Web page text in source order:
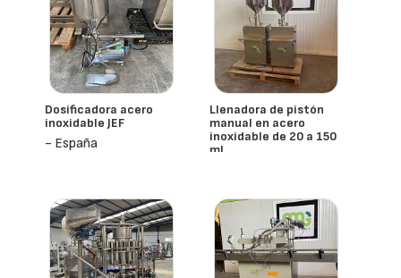
Dosificadora acero
inoxidable JEF
- España
Llenadora de pistón
manual en acero
inoxidable de 20 a 150
ml